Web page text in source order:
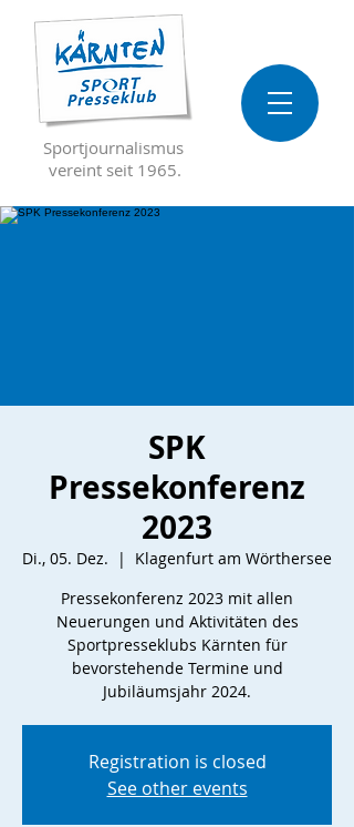
Sportjournalismus
vereint seit 1965.
SPK
Pressekonferenz
2023
Di., 05. Dez.
  |
Klagenfurt am Wörthersee
Pressekonferenz 2023 mit allen
Neuerungen und Aktivitäten des
Sportpresseklubs Kärnten für
bevorstehende Termine und
Jubiläumsjahr 2024.
Registration is closed
See other events